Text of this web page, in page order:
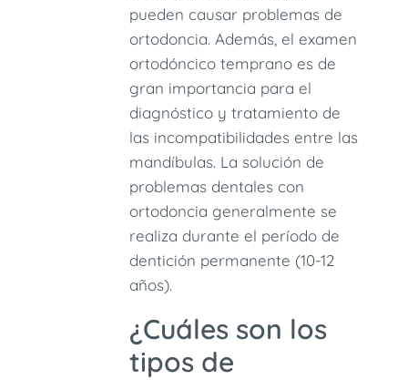
pueden causar problemas de
ortodoncia. Además, el examen
ortodóncico temprano es de
gran importancia para el
diagnóstico y tratamiento de
las incompatibilidades entre las
mandíbulas. La solución de
problemas dentales con
ortodoncia generalmente se
realiza durante el período de
dentición permanente (10-12
años).
¿Cuáles son los
tipos de